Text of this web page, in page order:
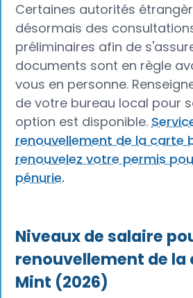
Certaines autorités
désormais des
préliminaires afin de
documents sont en règle
vous en personne.
de votre bureau local pour
option est disponible.
renouvellement de la carte
renouvelez votre permis
pénurie.
Niveaux de salaire
renouvellement de la
Mint (2026)